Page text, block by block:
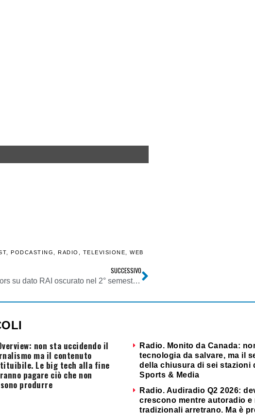
PODCASTING RADIO TELEVISIONE WEB
SUCCESSIVO
Radio. Ancora rumors su dato RAI oscurato nel 2° semestre TER. Intanto Charts FM-World annota che nel periodo Radio 1 era seconda solo a RDS
non sta uccidendo il
ma il contenuto
Le big tech alla fine
pagare ciò che non
produrre
Radio. Monito da Canada:
tecnologia da salvare, ma il
della chiusura di sei stazioni
Sports & Media
Radio. Audiradio Q2 2026:
crescono mentre autoradio
tradizionali arretrano. Ma è